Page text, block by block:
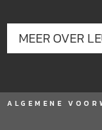
MEER OVER
ALGEMENE